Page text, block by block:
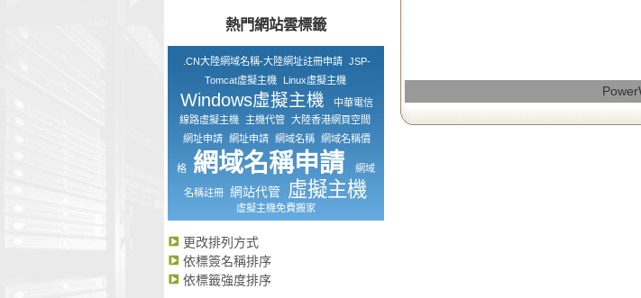
熱門網站雲標籤
.CN大陸網域名稱-大陸網址註冊申請 JSP-
Tomcat虛擬主機
Linux虛擬主機
Windows虛擬主機
中華電信
線路虛擬主機
主機代管 大陸香港網頁空間
網址申請 網址申請 網域名稱 網域名稱價
格 網域名稱申請 網域
名稱註冊 網站代管 虛擬主機
虛擬主機免費搬家
更改排列方式
依標簽名稱排序
依標籤強度排序